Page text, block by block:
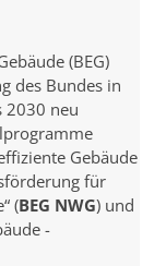
(BEG)
des Bundes in
2030 neu
Gebäude
für
(BEG NWG) und
-